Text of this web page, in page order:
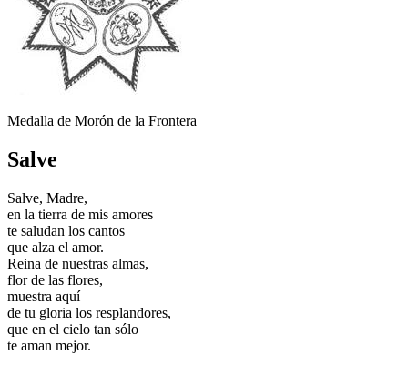
Medalla de Morón de la Frontera
Salve
Salve, Madre,
en la tierra de mis amores
te saludan los cantos
que alza el amor.
Reina de nuestras almas,
flor de las flores,
muestra aquí
de tu gloria los resplandores,
que en el cielo tan sólo
te aman mejor.